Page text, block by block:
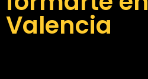
Valencia